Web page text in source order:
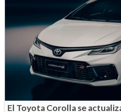
El Toyota Corolla se